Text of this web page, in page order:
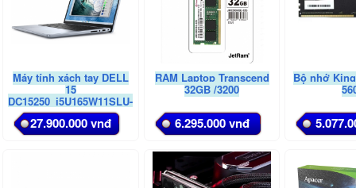
Máy tính xách tay DELL
15
DC15250_i5U165W11SLU-
2Y i5-1334U/16GB
DDR5/512GB
SSD/15.6FHD 120Hz/WIN
27.900.000 vnđ
RAM Laptop Transcend
32GB /3200
6.295.000 vnđ
Bộ nhớ